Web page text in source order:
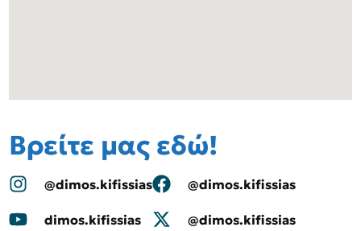
Βρείτε μας εδώ!
@dimos.kifissias
dimos.kifissias
@dimos.kifissias
@dimos.kifissias